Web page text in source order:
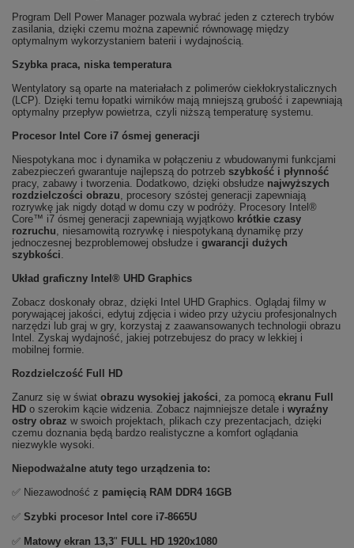
Program Dell Power Manager pozwala wybrać jeden z czterech trybów
zasilania, dzięki czemu można zapewnić równowagę między
optymalnym wykorzystaniem baterii i wydajnością.
Szybka praca, niska temperatura
Wentylatory są oparte na materiałach z polimerów ciekłokrystalicznych
(LCP). Dzięki temu łopatki wirników mają mniejszą grubość i zapewniają
optymalny przepływ powietrza, czyli niższą temperaturę systemu.
Procesor Intel Core i7 ósmej generacji
Niespotykana moc i dynamika w połączeniu z wbudowanymi funkcjami
zabezpieczeń gwarantuje najlepszą do potrzeb szybkość i płynność
pracy, zabawy i tworzenia. Dodatkowo, dzięki obsłudze najwyższych
rozdzielczości obrazu, procesory szóstej generacji zapewniają
rozrywkę jak nigdy dotąd w domu czy w podróży. Procesory Intel®
Core™ i7 ósmej generacji zapewniają wyjątkowo krótkie czasy
rozruchu, niesamowitą rozrywkę i niespotykaną dynamikę przy
jednoczesnej bezproblemowej obsłudze i gwarancji dużych
szybkości.
Układ graficzny Intel® UHD Graphics
Zobacz doskonały obraz, dzięki Intel UHD Graphics. Oglądaj filmy w
porywającej jakości, edytuj zdjęcia i wideo przy użyciu profesjonalnych
narzędzi lub graj w gry, korzystaj z zaawansowanych technologii obrazu
Intel. Zyskaj wydajność, jakiej potrzebujesz do pracy w lekkiej i
mobilnej formie.
Rozdzielczość Full HD
Zanurz się w świat obrazu wysokiej jakości, za pomocą ekranu Full
HD o szerokim kącie widzenia. Zobacz najmniejsze detale i wyraźny
ostry obraz w swoich projektach, plikach czy prezentacjach, dzięki
czemu doznania będą bardzo realistyczne a komfort oglądania
niezwykle wysoki.
Niepodważalne atuty tego urządzenia to:
✅ Niezawodność z pamięcią RAM DDR4 16GB
✅ Szybki procesor Intel core i7-8665U
✅ Matowy ekran 13,3" FULL HD 1920x1080